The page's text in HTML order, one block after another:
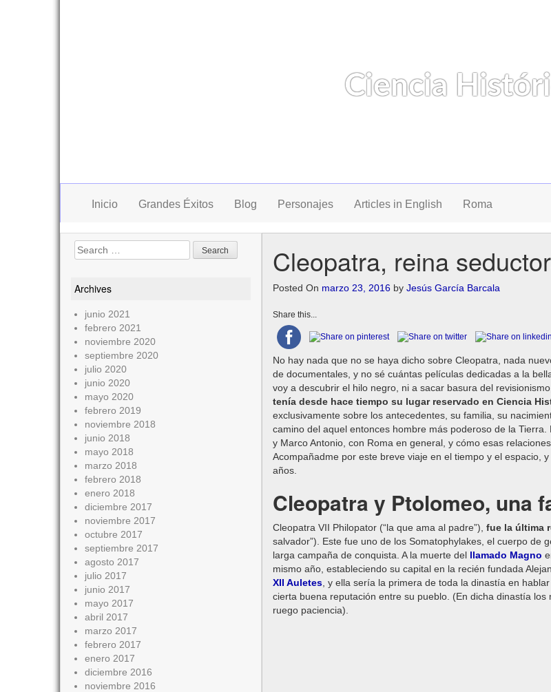
Ciencia
Inicio Grandes Éxitos Blog Personajes Articles in English Roma
Cleopatra, reina
Posted On marzo 23, 2016 by Jesús García Barcala
Share this...
No hay nada que no se haya dicho sobre Cleopatra, nada
de documentales, y no sé cuántas películas dedicadas a la
voy a descubrir el hilo negro, ni a sacar basura del
tenía desde hace tiempo su lugar reservado en Ciencia
exclusivamente sobre los antecedentes, su familia, su
camino del aquel entonces hombre más poderoso de la
y Marco Antonio, con Roma en general, y cómo esas
Acompañadme por este breve viaje en el tiempo y el espacio,
años.
Cleopatra y Ptolomeo, una
Cleopatra VII Philopator (“la que ama al padre”), fue la última
salvador”). Este fue uno de los Somatophylakes, el cuerpo de
larga campaña de conquista. A la muerte del llamado Magno
mismo año, estableciendo su capital en la recién fundada
XII Auletes, y ella sería la primera de toda la dinastía en
cierta buena reputación entre su pueblo. (En dicha dinastía
ruego paciencia).
Search
for:
Archives
junio 2021
febrero 2021
noviembre 2020
septiembre 2020
julio 2020
junio 2020
mayo 2020
febrero 2019
noviembre 2018
junio 2018
mayo 2018
marzo 2018
febrero 2018
enero 2018
diciembre 2017
noviembre 2017
octubre 2017
septiembre 2017
agosto 2017
julio 2017
junio 2017
mayo 2017
abril 2017
marzo 2017
febrero 2017
enero 2017
diciembre 2016
noviembre 2016